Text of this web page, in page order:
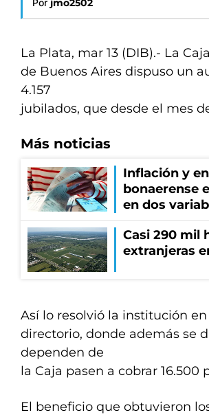
Por jmo2502
La Plata, mar 13 (DIB).- La
de Buenos Aires dispuso un
4.157
jubilados, que desde el mes
Más noticias
Inflación y
bonaerense
en dos
Casi 290 mil
extranjeras
Así lo resolvió la institución
directorio, donde además se
dependen de
la Caja pasen a cobrar 16.500
El beneficio que obtuvieron